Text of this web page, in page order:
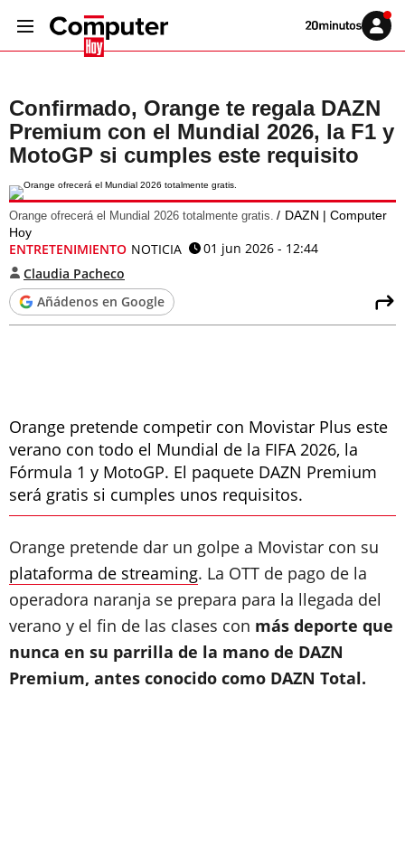
Volver
Iniciar
sesión
Confirmado, Orange te regala DAZN
Premium con el Mundial 2026, la F1 y
MotoGP si cumples este requisito
Orange ofrecerá el Mundial 2026 totalmente gratis.
DAZN | Computer
Hoy
ENTRETENIMIENTO NOTICIA
01 jun 2026 - 12:44
Claudia Pacheco
Añádenos en Google
Orange pretende competir con Movistar Plus este
verano con todo el Mundial de la FIFA 2026, la
Fórmula 1 y MotoGP. El paquete DAZN Premium
será gratis si cumples unos requisitos.
Orange pretende dar un golpe a Movistar con su
plataforma de streaming. La OTT de pago de la
operadora naranja se prepara para la llegada del
verano y el fin de las clases con más deporte que
nunca en su parrilla de la mano de DAZN
Premium, antes conocido como DAZN Total.